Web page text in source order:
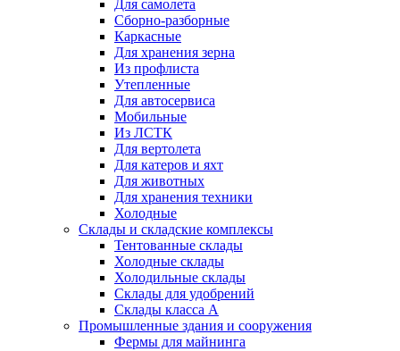
Для самолета
Сборно-разборные
Каркасные
Для хранения зерна
Из профлиста
Утепленные
Для автосервиса
Мобильные
Из ЛСТК
Для вертолета
Для катеров и яхт
Для животных
Для хранения техники
Холодные
Склады и складские комплексы
Тентованные склады
Холодные склады
Холодильные склады
Склады для удобрений
Склады класса А
Промышленные здания и сооружения
Фермы для майнинга